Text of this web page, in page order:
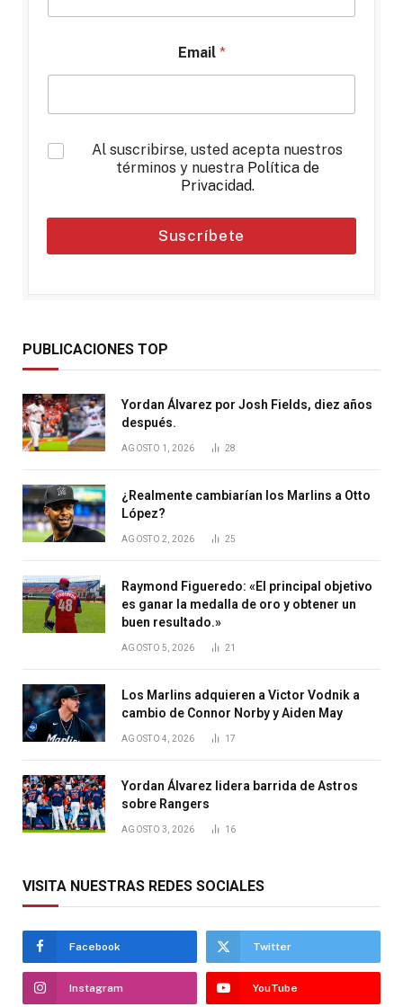
Email *
*
Al suscribirse, usted acepta nuestros
términos y nuestra Política de
Privacidad.
Suscríbete
PUBLICACIONES TOP
Yordan Álvarez por Josh Fields, diez años
después.
AGOSTO 1, 2026 28
¿Realmente cambiarían los Marlins a Otto
López?
AGOSTO 2, 2026 25
Raymond Figueredo: «El principal objetivo
es ganar la medalla de oro y obtener un
buen resultado.»
AGOSTO 5, 2026 21
Los Marlins adquieren a Victor Vodnik a
cambio de Connor Norby y Aiden May
AGOSTO 4, 2026 17
Yordan Álvarez lidera barrida de Astros
sobre Rangers
AGOSTO 3, 2026 16
VISITA NUESTRAS REDES SOCIALES
Facebook Twitter
Instagram YouTube